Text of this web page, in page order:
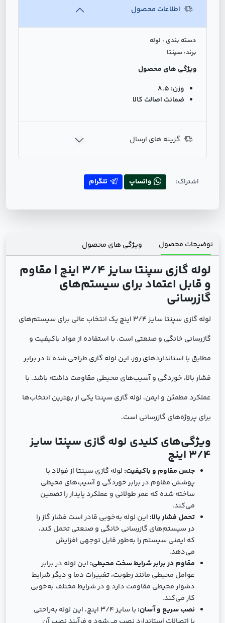
اطلاعات محصول
دسته بندی : لوله
برند: سپنتا
ویژگی های محصول
وزن: 8.5
ضمانت اصالت کالا
گزینه های ارسال
اشتراک: واتساپ تلگرام
توضیحات محصول ویژگی های محصول
لوله گازی سپنتا سایز 3/4 اینچ | مقاوم
و قابل اعتماد برای سیستم‌های
گازرسانی
لوله گازی سپنتا سایز 3/4 اینچ یک انتخاب عالی برای سیستم‌های
گازرسانی خانگی و صنعتی است. با استفاده از مواد باکیفیت و
مطابق با استانداردهای روز، این لوله گازی طراحی شده تا در برابر
فشار بالا، خوردگی و آسیب‌های محیطی مقاومت داشته باشد. با
عملکرد مطمئن و ایمن، لوله گازی سپنتا یکی از بهترین انتخاب‌ها
برای پروژه‌های گازرسانی است.
ویژگی‌های کلیدی لوله گازی سپنتا سایز
3/4 اینچ
جنس مقاوم و باکیفیت: لوله گازی سپنتا از فولاد با
پوشش مقاوم در برابر خوردگی و آسیب‌های محیطی
ساخته شده که عمر طولانی و عملکرد پایدار را تضمین
می‌کند.
تحمل فشار بالا: این لوله به‌خوبی قادر است فشار گاز را
در سیستم‌های گازرسانی خانگی و صنعتی تحمل کند،
که ایمنی سیستم را به‌طور قابل توجهی افزایش
می‌دهد.
مقاوم در برابر شرایط سخت محیطی: این لوله در برابر
عوامل محیطی مانند رطوبت، تغییرات دما و دیگر شرایط
دشوار محیطی مقاومت دارد و در شرایط مختلف به‌خوبی
کار می‌کند.
نصب سریع و آسان:
با سایز 3/4 اینچ، این لوله به‌راحتی